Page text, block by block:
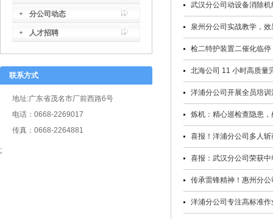
分公司动态
人才招聘
联系方式
地址:广东省茂名市厂前西路6号
电话：0668-2269017
传真：0668-2264881
;
武汉分公司动设备消除
泉州分公司实战教学，效
检二特护装置二催化临
北海公司 11 小时高质量
洋浦分公司开展全员培训
炼机：精心巡检查隐患
喜报！洋浦分公司多人
喜报：武汉分公司荣获
传承雷锋精神！惠州分
洋浦分公司专注高标准